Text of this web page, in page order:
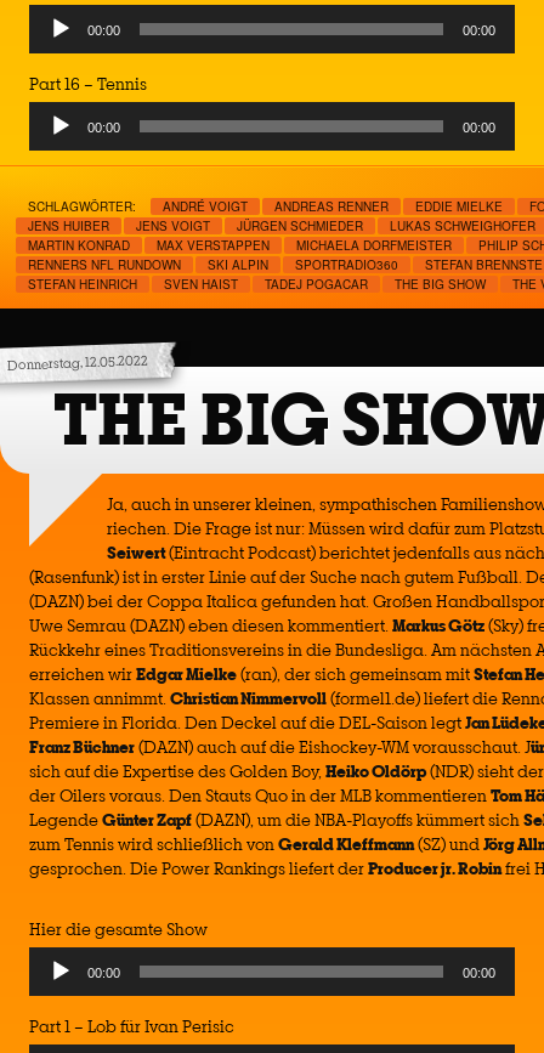
Audio
Player
00:00 00:00
Part 16 – Tennis
Audio
Player
00:00 00:00
SCHLAGWÖRTER: ANDRÉ VOIGT ANDREAS RENNER EDDIE MIELKE
JENS HUIBER
JENS VOIGT JÜRGEN SCHMIEDER
LUKAS SCHWEIGHOFER
MARTIN KONRAD
MAX VERSTAPPEN MICHAELA DORFMEISTER
PHILIP
RENNERS NFL RUNDOWN
SKI ALPIN SPORTRADIO360
STEFAN
STEFAN HEINRICH
SVEN HAIST TADEJ POGACAR THE BIG SHOW THE
Donnerstag, 12.05.2022
THE BIG
Ja, auch in unserer kleinen, sympathischen
riechen. Die Frage ist nur: Müssen wird dafür zum
Seiwert(Eintracht Podcast) berichtet jedenfalls aus
(Rasenfunk) ist in erster Linie auf der Suche nach gutem Fußball.
(DAZN) bei der Coppa Italica gefunden hat. Großen
Uwe Semrau (DAZN) eben diesen kommentiert.Markus Götz(Sky)
Rückkehr eines Traditionsvereins in die Bundesliga. Am nächsten
erreichen wirEdgar Mielke(ran), der sich gemeinsam mitStefan
Klassen annimmt.Christian Nimmervoll(formel1.de) liefert die
Premiere in Florida. Den Deckel auf die DEL-Saison legtJan
Franz Büchner(DAZN) auch auf die Eishockey-WM vorausschaut. J
sich auf die Expertise des Golden Boy, Heiko Oldörp(NDR) sieht
der Oilers voraus. Den Stauts Quo in der MLB kommentierenTom
LegendeGünter Zapf(DAZN), um die NBA-Playoffs kümmert sich
zum Tennis wird schließlich vonGerald Kleffmann(SZ) undJörg
gesprochen. Die Power Rankings liefert derProducer jr. Robinfrei
Hier die gesamte Show
Audio
Player
00:00 00:00
Part 1 – Lob für Ivan Perisic